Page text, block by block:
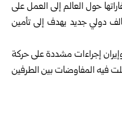
حول العالم إلى العمل على
دولي جديد يهدف إلى تأمين
إجراءات مشددة على حركة
فيه المفاوضات بين الطرفين